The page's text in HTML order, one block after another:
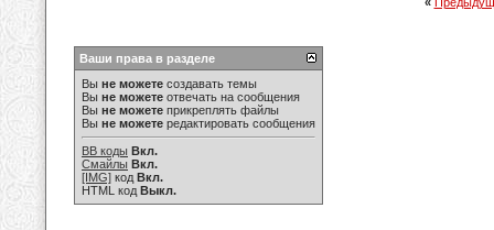
Ваши права в разделе
Вы не можете создавать темы
Вы не можете отвечать на сообщения
Вы не можете прикреплять файлы
Вы не можете редактировать сообщения
BB коды Вкл.
Смайлы Вкл.
[IMG] код Вкл.
HTML код Выкл.